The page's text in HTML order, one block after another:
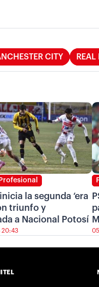
CITY
la segunda ‘era
triunfo y
a Nacional Potosí
20:43